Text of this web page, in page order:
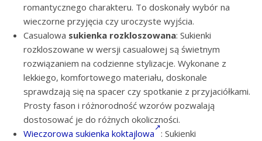
romantycznego charakteru. To doskonały wybór na
wieczorne przyjęcia czy uroczyste wyjścia.
Casualowa sukienka rozkloszowana: Sukienki
rozkloszowane w wersji casualowej są świetnym
rozwiązaniem na codzienne stylizacje. Wykonane z
lekkiego, komfortowego materiału, doskonale
sprawdzają się na spacer czy spotkanie z przyjaciółkami.
Prosty fason i różnorodność wzorów pozwalają
dostosować je do różnych okoliczności.
Wieczorowa sukienka koktajlowa : Sukienki